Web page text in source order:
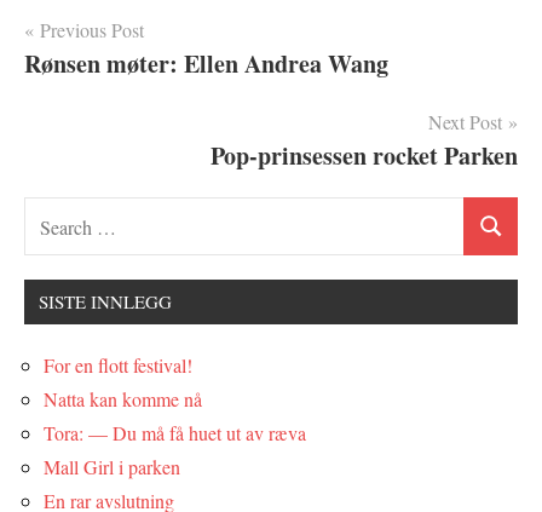
Innleggsnavigasjon
Previous Post
Rønsen møter: Ellen Andrea Wang
Next Post
Pop-prinsessen rocket Parken
SISTE INNLEGG
For en flott festival!
Natta kan komme nå
Tora: — Du må få huet ut av ræva
Mall Girl i parken
En rar avslutning